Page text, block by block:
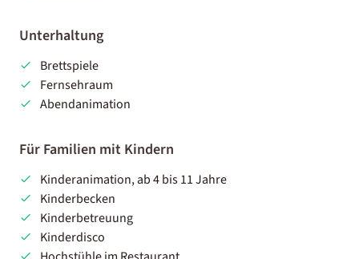
Unterhaltung
Brettspiele
Fernsehraum
Abendanimation
Für Familien mit Kindern
Kinderanimation, ab 4 bis 11 Jahre
Kinderbecken
Kinderbetreuung
Kinderdisco